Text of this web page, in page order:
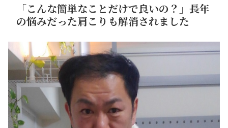
「こんな簡単なことだけで良いの？」長年
の悩みだった肩こりも解消されました